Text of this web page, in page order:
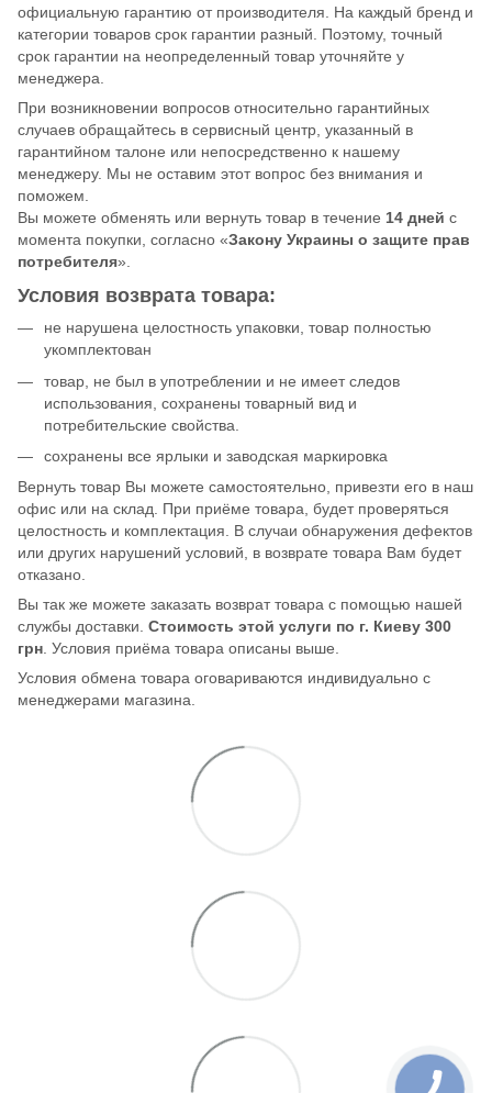
официальную гарантию от производителя. На каждый бренд и
категории товаров срок гарантии разный. Поэтому, точный
срок гарантии на неопределенный товар уточняйте у
менеджера.
При возникновении вопросов относительно гарантийных
случаев обращайтесь в сервисный центр, указанный в
гарантийном талоне или непосредственно к нашему
менеджеру. Мы не оставим этот вопрос без внимания и
поможем.
Вы можете обменять или вернуть товар в течение 14 дней с
момента покупки, согласно «Закону Украины о защите прав
потребителя».
Условия возврата товара:
не нарушена целостность упаковки, товар полностью
укомплектован
товар, не был в употреблении и не имеет следов
использования, сохранены товарный вид и
потребительские свойства.
сохранены все ярлыки и заводская маркировка
Вернуть товар Вы можете самостоятельно, привезти его в наш
офис или на склад. При приёме товара, будет проверяться
целостность и комплектация. В случаи обнаружения дефектов
или других нарушений условий, в возврате товара Вам будет
отказано.
Вы так же можете заказать возврат товара с помощью нашей
службы доставки. Стоимость этой услуги по г. Киеву 300
грн. Условия приёма товара описаны выше.
Условия обмена товара оговариваются индивидуально с
менеджерами магазина.